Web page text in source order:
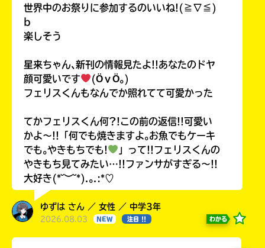
世界中のお祭りに参加するのいいね!(≧∇≦)
b
楽しそう
星来ちゃん､新刊の情報見たよ!!あなたのドヤ
顔可愛いです
(ӦｖӦ｡)
フェリスくんもなんでか照れてて可愛かった
てかフェリスくん何?!この前の返信!!可愛い
かよ〜!!「何でも焼きますよ｡お魚でもケーキ
でも｡やきもちでも!
」って!!フェリスくんの
やきもち見てみたい…!!ファンサがすぎる〜!!
大好き(*˘︶˘*).｡.:*♡
ゆずは さん ／ 女性 ／ 中学3年
2026.08.03 NEW 注目 !! わかる